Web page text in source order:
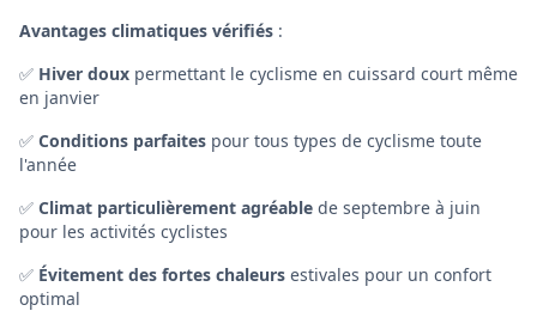
Avantages climatiques vérifiés :
✅ Hiver doux permettant le cyclisme en cuissard court même
en janvier
✅ Conditions parfaites pour tous types de cyclisme toute
l'année
✅ Climat particulièrement agréable de septembre à juin
pour les activités cyclistes
✅ Évitement des fortes chaleurs estivales pour un confort
optimal